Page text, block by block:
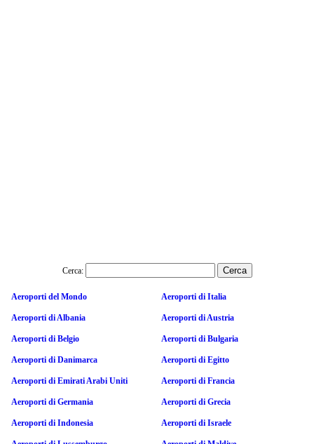
Cerca:
Aeroporti del Mondo Aeroporti di Italia
Aeroporti di Albania Aeroporti di Austria
Aeroporti di Belgio Aeroporti di Bulgaria
Aeroporti di Danimarca Aeroporti di Egitto
Aeroporti di Emirati Arabi Uniti Aeroporti di Francia
Aeroporti di Germania Aeroporti di Grecia
Aeroporti di Indonesia Aeroporti di Israele